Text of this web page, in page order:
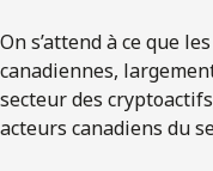
On s’attend à ce que
canadiennes,
secteur des
acteurs canadiens du